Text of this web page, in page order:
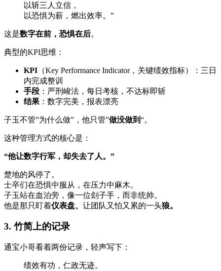
以斩三人立信，
以恐惧为薪，燃出效率。”
这是数字在前，恐惧在后。
典型的KPI思维：
KPI （Key Performance Indicator，关键绩效指标）：三日
内完成整训
手段 ：严刑峻法，每日考核，不达标即斩
结果 ：数字完美，报表漂亮
子玉不管”为什么做”，他只管”做没做到“。
这种管理方式的核心是：
“他让数字行军，却失去了人。”
楚地的风停了。
士卒们在恐惧中服从，在压力中麻木。
子玉站在血泊旁，像一位刽子手，而非统帅。
他是那只盯着仪表盘、 让团队又怕又累的一头狼。
3. 竹简上的记录
通宝小哥看着两份记录，轻声写下：
绩效有功，仁政无迹。